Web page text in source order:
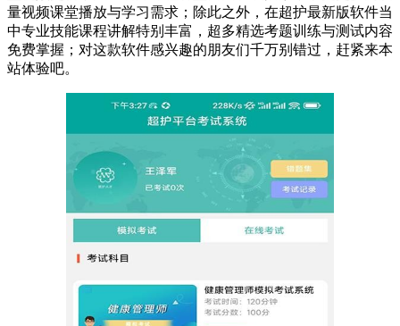
量视频课堂播放与学习需求；除此之外，在超护最新版软件当
中专业技能课程讲解特别丰富，超多精选考题训练与测试内容
免费掌握；对这款软件感兴趣的朋友们千万别错过，赶紧来本
站体验吧。